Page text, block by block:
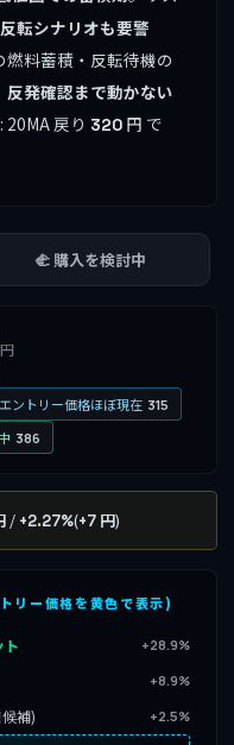
転シナリオも要警
燃料蓄積・反転待機の
発確認まで動かない
戻り 320 円 で
🫲 購入を検討中
円
エントリー価格ほぼ現在 315
386
/ +2.27%(+7 円)
リー価格を黄色で表示)
ト +28.9%
+8.9%
補) +2.5%